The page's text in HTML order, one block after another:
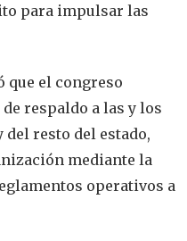
para impulsar las
que el congreso
respaldo a las y los
resto del estado,
mediante la
operativos a